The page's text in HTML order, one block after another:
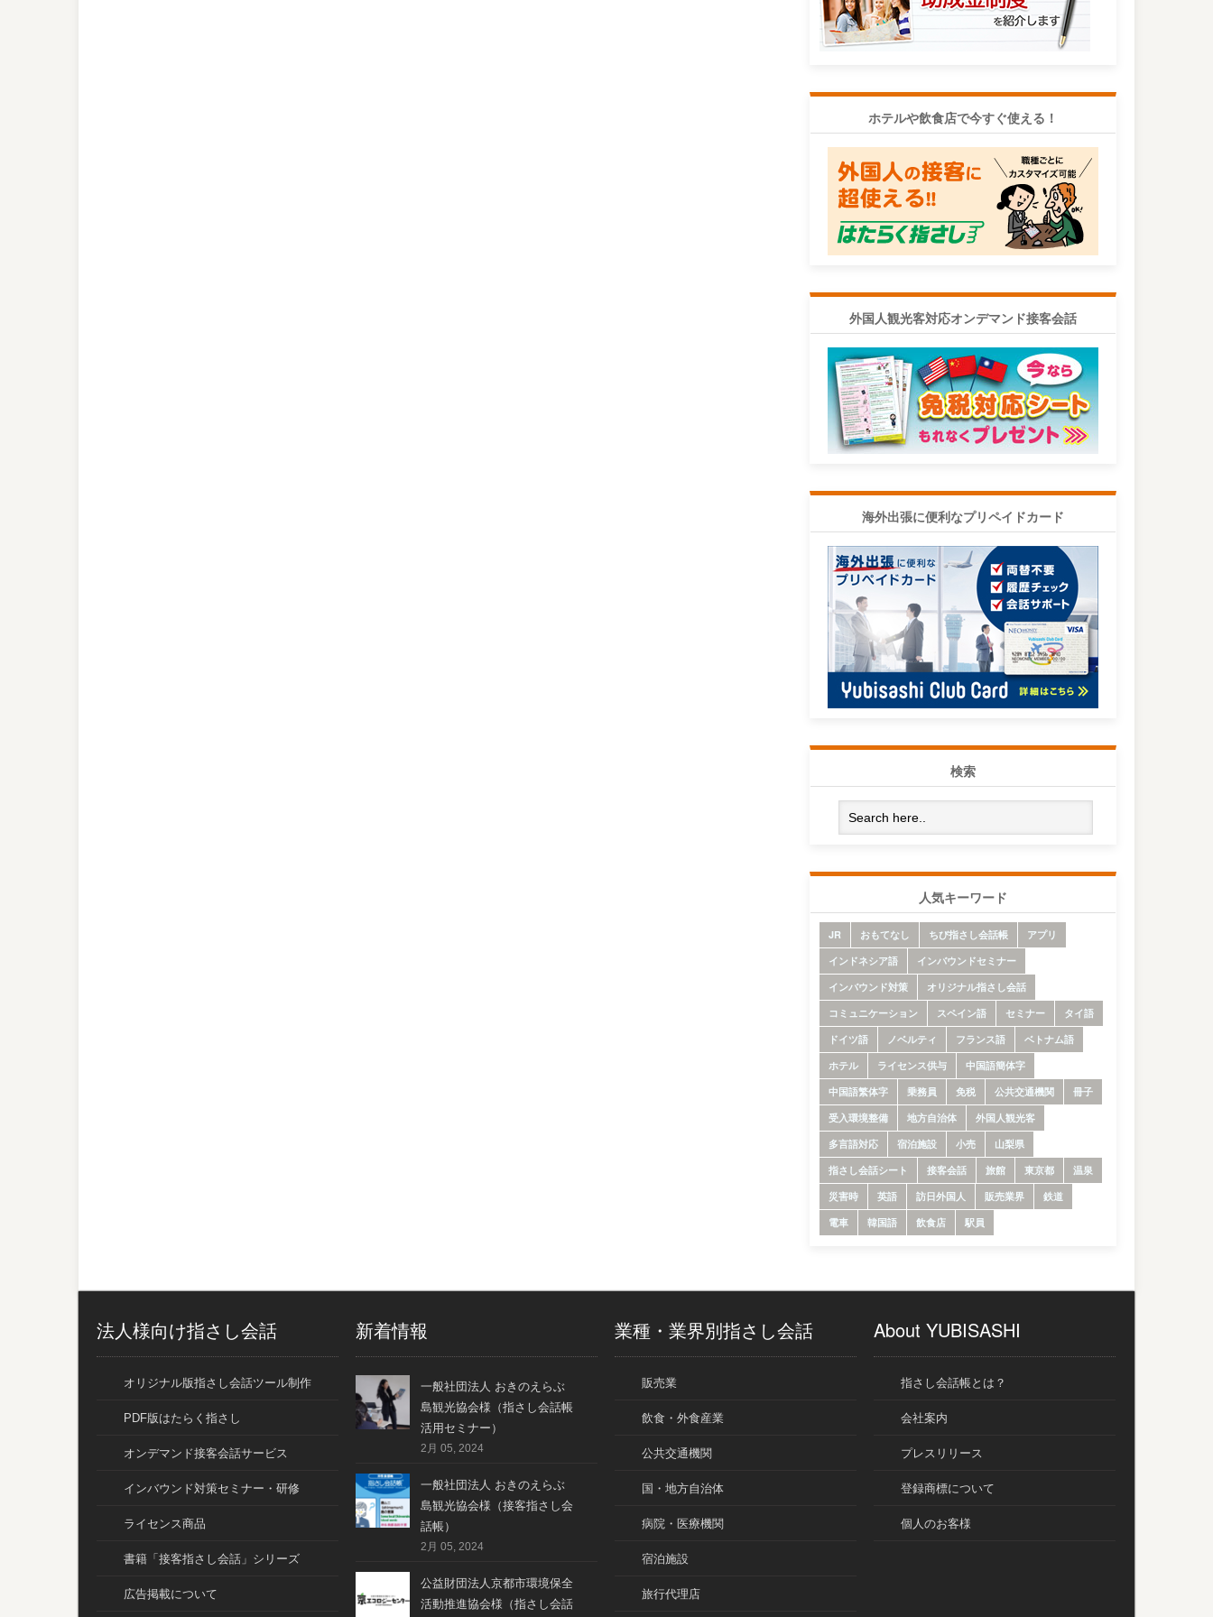
ホテルや飲食店で今すぐ使える！
外国人観光客対応オンデマンド接客会話
海外出張に便利なプリペイドカード
検索
人気キーワード
JR おもてなし ちび指さし会話帳
アプリ
インドネシア語
インバウンドセミナー
インバウンド対策
オリジナル指さし会話
コミュニケーション
スペイン語 セミナー
タイ語
ドイツ語
ノベルティ フランス語
ベトナム語
ホテル
ライセンス供与
中国語簡体字
中国語繁体字
乗務員 免税 公共交通機関
冊子
受入環境整備
地方自治体
外国人観光客
多言語対応
宿泊施設 小売
山梨県
指さし会話シート
接客会話 旅館 東京都
温泉
災害時
英語 訪日外国人 販売業界
鉄道
電車
韓国語 飲食店 駅員
法人様向け指さし会話
オリジナル版指さし会話ツール制作
PDF版はたらく指さし
オンデマンド接客会話サービス
インバウンド対策セミナー・研修
ライセンス商品
書籍「接客指さし会話」シリーズ
広告掲載について
新着情報
一般社団法人 おきのえらぶ
島観光協会様（指さし会話帳
活用セミナー）
2月 05, 2024
一般社団法人 おきのえらぶ
島観光協会様（接客指さし会
話帳）
2月 05, 2024
公益財団法人京都市環境保全
活動推進協会様（指さし会話
業種・業界別指さし会話
販売業
飲食・外食産業
公共交通機関
国・地方自治体
病院・医療機関
宿泊施設
旅行代理店
About YUBISASHI
指さし会話帳とは？
会社案内
プレスリリース
登録商標について
個人のお客様